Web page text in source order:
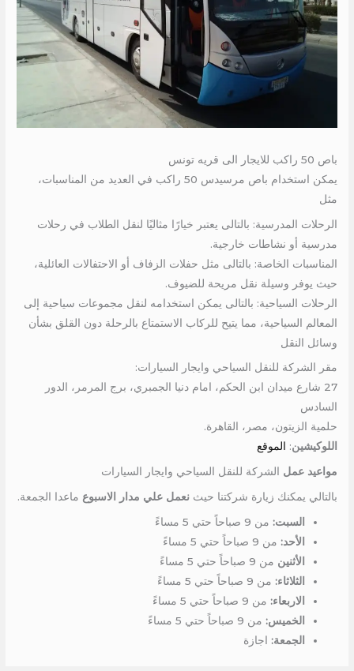
باص 50 راكب للايجار الى قريه تونس
يمكن استخدام باص مرسيدس 50 راكب في العديد من المناسبات،
مثل
الرحلات المدرسية: بالتالى يعتبر خيارًا مثاليًا لنقل الطلاب في رحلات
مدرسية أو نشاطات خارجية.
المناسبات الخاصة: بالتالى مثل حفلات الزفاف أو الاحتفالات العائلية،
حيث يوفر وسيلة نقل مريحة للضيوف.
الرحلات السياحية: بالتالى يمكن استخدامه لنقل مجموعات سياحية إلى
المعالم السياحية، مما يتيح للركاب الاستمتاع بالرحلة دون القلق بشأن
وسائل النقل
مقر الشركة للنقل السياحي وايجار السيارات:
27 شارع ميدان ابن الحكم، امام دنيا الجمبري، برج المرمر، الدور
السادس
حلمية الزيتون، مصر، القاهرة.
اللوكيشين: الموقع
مواعيد عمل الشركة للنقل السياحي وايجار السيارات
بالتالي يمكنك زيارة شركتنا حيثنعمل علي مدار الاسبوع ماعدا الجمعة.
السبت: من 9 صباحاً حتي 5 مساءً
الأحد: من 9 صباحاً حتي 5 مساءً
الأثنين من 9 صباحاً حتي 5 مساءً
الثلاثاء: من 9 صباحاً حتي 5 مساءً
الاربعاء: من 9 صباحاً حتي 5 مساءً
الخميس: من 9 صباحاً حتي 5 مساءً
الجمعة: اجازة